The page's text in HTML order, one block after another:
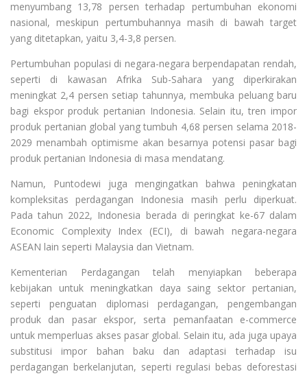
menyumbang 13,78 persen terhadap pertumbuhan ekonomi
nasional, meskipun pertumbuhannya masih di bawah target
yang ditetapkan, yaitu 3,4-3,8 persen.
Pertumbuhan populasi di negara-negara berpendapatan rendah,
seperti di kawasan Afrika Sub-Sahara yang diperkirakan
meningkat 2,4 persen setiap tahunnya, membuka peluang baru
bagi ekspor produk pertanian Indonesia. Selain itu, tren impor
produk pertanian global yang tumbuh 4,68 persen selama 2018-
2029 menambah optimisme akan besarnya potensi pasar bagi
produk pertanian Indonesia di masa mendatang.
Namun, Puntodewi juga mengingatkan bahwa peningkatan
kompleksitas perdagangan Indonesia masih perlu diperkuat.
Pada tahun 2022, Indonesia berada di peringkat ke-67 dalam
Economic Complexity Index (ECI), di bawah negara-negara
ASEAN lain seperti Malaysia dan Vietnam.
Kementerian Perdagangan telah menyiapkan beberapa
kebijakan untuk meningkatkan daya saing sektor pertanian,
seperti penguatan diplomasi perdagangan, pengembangan
produk dan pasar ekspor, serta pemanfaatan e-commerce
untuk memperluas akses pasar global. Selain itu, ada juga upaya
substitusi impor bahan baku dan adaptasi terhadap isu
perdagangan berkelanjutan, seperti regulasi bebas deforestasi